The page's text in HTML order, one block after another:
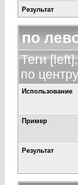
Результат
по
Теги
по
Использование
Пример
Результат